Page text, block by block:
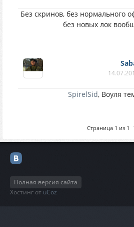
Без скринов, без нормального
без новых лок
SpirelSid, Воуля
Страница 1 из 1
Полная версия сайта
Хостинг от uCoz